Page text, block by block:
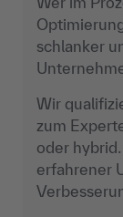
schlanker
Wir
zum
oder
erfahrener